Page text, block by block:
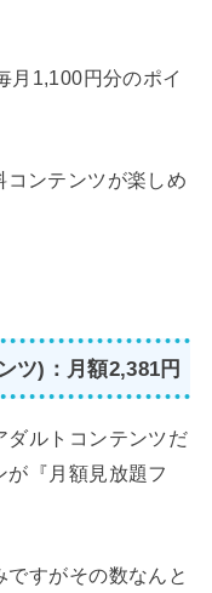
月1,100円分のポイ
ンテンツが楽しめ
ツ)：月額2,381円
ダルトコンテンツだ
が『月額見放題フ
すがその数なんと